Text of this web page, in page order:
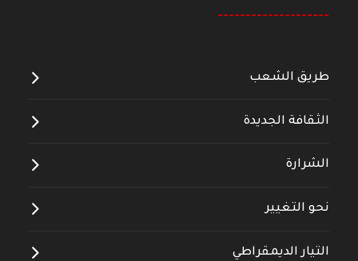
--------------------
طريق الشعب
الثقافة الجديدة
الشرارة
نحو التغيير
التيار الديمقراطي